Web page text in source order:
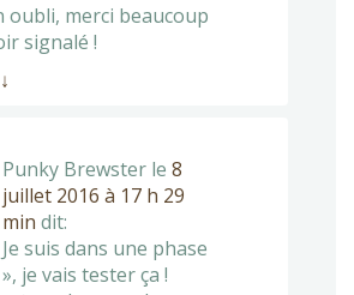
oubli, merci beaucoup
signalé !
↓
Punky Brewster le 8
juillet 2016 à 17 h 29
min dit:
Je suis dans une phase
je vais tester ça !